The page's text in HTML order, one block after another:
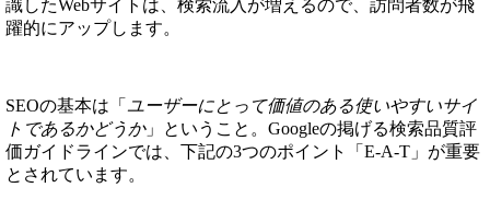
識したWebサイトは、検索流入が増えるので、訪問者数が飛
躍的にアップします。
SEOの基本は「 ユーザーにとって価値のある使いやすいサイ
トであるかどうか」ということ。Googleの掲げる検索品質評
価ガイドラインでは、下記の3つのポイント「E-A-T」が重要
とされています。